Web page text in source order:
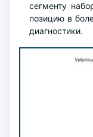
сегменту
позицию в
диагностики.